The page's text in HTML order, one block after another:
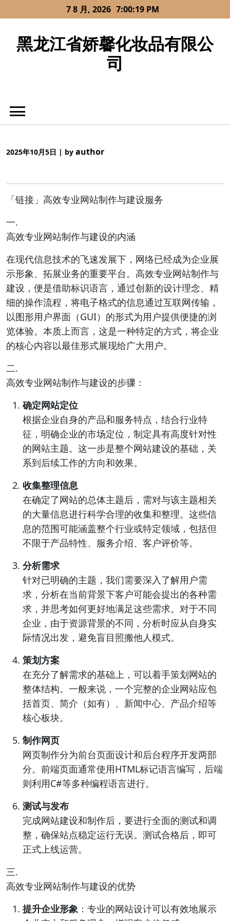
to
7 8 月, 2026 7:00:19 PM
黑龙江省娇馨化妆品有限公
司
2025年10月5日 | by author
「链接」高效专业网站制作与建设服务
一.
高效专业网站制作与建设的内涵
在现代信息技术的飞速发展下，网络已经成为企业展
示形象、拓展业务的重要平台。高效专业网站制作与
建设，便是借助标识语言，通过创新的设计理念、精
细的操作流程，将电子格式的信息通过互联网传输，
以图形用户界面（GUI）的形式为用户提供便捷的浏
览体验。本质上而言，这是一种特定的方式，将企业
的核心内容以最佳形式展现给广大用户。
二.
高效专业网站制作与建设的步骤：
确定网站定位
根据企业自身的产品和服务特点，结合行业特
征，明确企业的市场定位，制定具有高度针对性
的网站主题。这一步是整个网站建设的基础，关
系到后续工作的方向和效果。
收集整理信息
在确定了网站的总体主题后，需对与该主题相关
的大量信息进行科学合理的收集和整理。这些信
息的范围可能涵盖整个行业或特定领域，包括但
不限于产品特性、服务介绍、客户评价等。
分析需求
针对已明确的主题，我们需要深入了解用户需
求，分析在当前背景下客户可能会提出的各种需
求，并思考如何更好地满足这些需求。对于不同
企业，由于资源背景的不同，分析时应从自身实
际情况出发，避免盲目照搬他人模式。
策划方案
在充分了解需求的基础上，可以着手策划网站的
整体结构。一般来说，一个完整的企业网站应包
括首页、简介（如有）、新闻中心、产品介绍等
核心板块。
制作网页
网页制作分为前台页面设计和后台程序开发两部
分。前端页面通常使用HTML标记语言编写，后端
则利用C#等多种编程语言进行。
测试与发布
完成网站建设和制作后，要进行全面的测试和调
整，确保站点稳定运行无误。测试合格后，即可
正式上线运营。
三.
高效专业网站制作与建设的优势
提升企业形象 ：专业的网站设计可以有效地展示